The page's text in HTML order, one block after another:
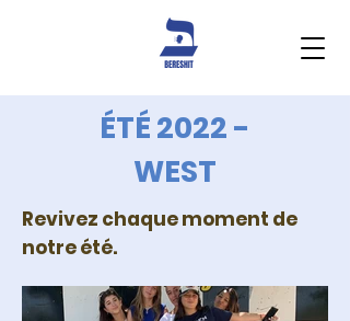
ÉTÉ 2022 -
WEST
Revivez chaque moment de
notre été.